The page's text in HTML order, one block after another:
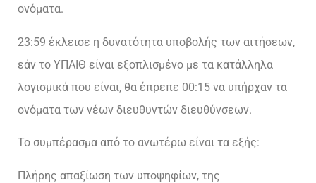
ονόματα.
23:59 έκλεισε η δυνατότητα υποβολής των αιτήσεων,
εάν το ΥΠΑΙΘ είναι εξοπλισμένο με τα κατάλληλα
λογισμικά που είναι, θα έπρεπε 00:15 να υπήρχαν τα
ονόματα των νέων διευθυντών διευθύνσεων.
Το συμπέρασμα από το ανωτέρω είναι τα εξής:
Πλήρης απαξίωση των υποψηφίων, της